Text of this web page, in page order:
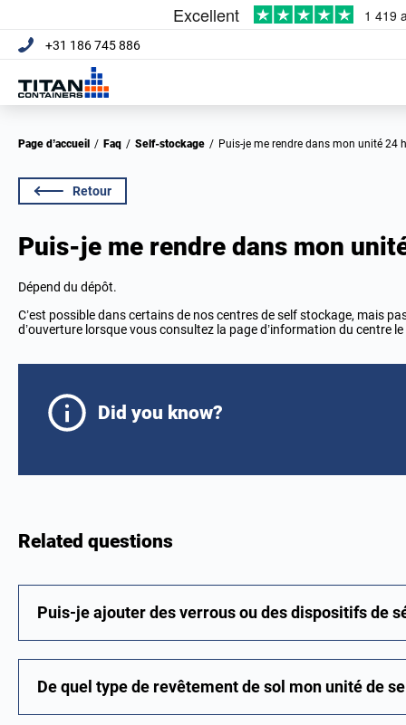
+31 186 745 886
Page d’accueil / Faq / Self-stockage / Puis-je me rendre dans mon unité 24
Retour
Puis-je me rendre dans mon
Dépend du dépôt.
C’est possible dans certains de nos centres de self stockage, mais
d’ouverture lorsque vous consultez la page d’information du centre
Did you know?
Related questions
Puis-je ajouter des verrous ou des dispositifs de
De quel type de revêtement de sol mon unité de